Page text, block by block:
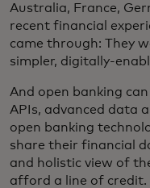
Australia, France,
recent financial
came through: They
simpler, digitally-
And open banking
APIs, advanced data
open banking
share their financial
and holistic view of
afford a line of credit.